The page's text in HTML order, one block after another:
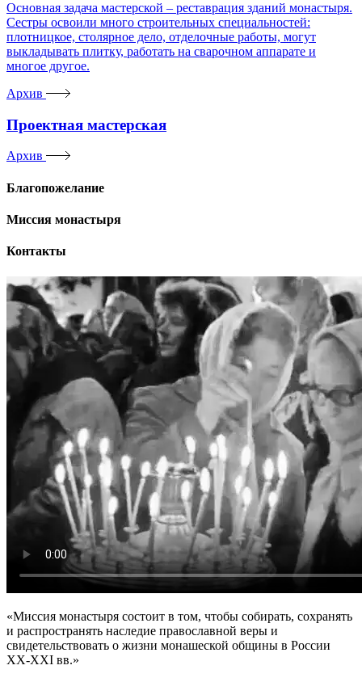
Основная задача мастерской – реставрация зданий монастыря.
Сестры освоили много строительных специальностей:
плотницкое, столярное дело, отделочные работы, могут
выкладывать плитку, работать на сварочном аппарате и
многое другое.
Архив
Проектная мастерская
Архив
Благопожелание
Миссия монастыря
Контакты
«Миссия монастыря состоит в том, чтобы собирать, сохранять
и распространять наследие православной веры и
свидетельствовать о жизни монашеской общины в России
XX-XXI вв.»